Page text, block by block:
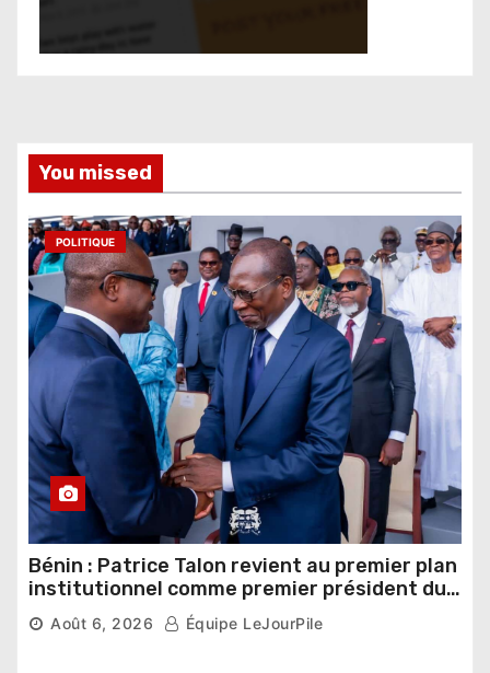
You missed
POLITIQUE
Bénin : Patrice Talon revient au premier plan
institutionnel comme premier président du
Sénat
Août 6, 2026 Équipe LeJourPile